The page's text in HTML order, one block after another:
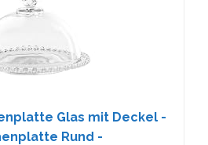
Glas mit Deckel -
Rund -